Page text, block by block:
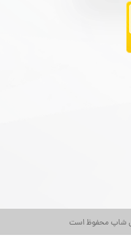
شاپ محفوظ است